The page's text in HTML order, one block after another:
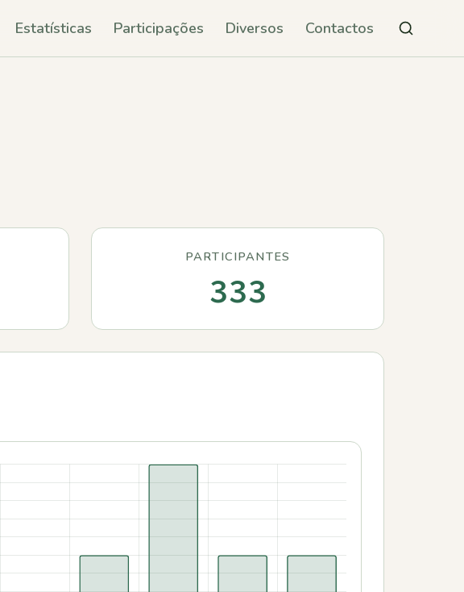
Estatísticas Participações Diversos Contactos
PARTICIPANTES
333